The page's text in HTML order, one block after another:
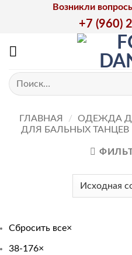
Возникли
+7 (960)
Искать:
ГЛАВНАЯ / ОДЕЖДА
ДЛЯ БАЛЬНЫХ ТАНЦЕВ
Сбросить все×
38-176×